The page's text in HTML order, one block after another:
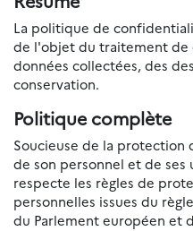
La politique de
de l'objet du traitement de
données collectées, des
conservation.
Politique complète
Soucieuse de la protection
de son personnel et de ses
respecte les règles de
personnelles issues du
du Parlement européen et